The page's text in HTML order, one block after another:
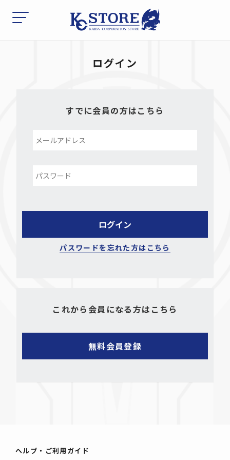
ログイン
すでに会員の方はこちら
パスワードを忘れた方はこちら
これから会員になる方はこちら
ヘルプ・ご利用ガイド